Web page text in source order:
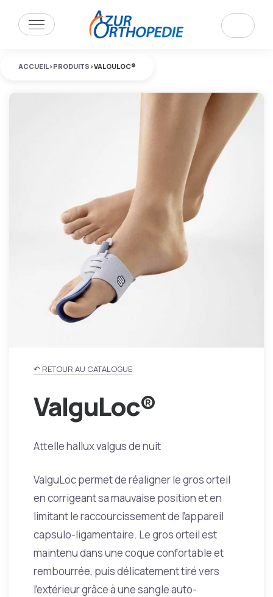
ACCUEIL>PRODUITS >VALGULOC®
↶ RETOUR AU CATALOGUE
ValguLoc®
Attelle hallux valgus de nuit
ValguLoc permet de réaligner le gros orteil
en corrigeant sa mauvaise position et en
limitant le raccourcissement de l’appareil
capsulo-ligamentaire. Le gros orteil est
maintenu dans une coque confortable et
rembourrée, puis délicatement tiré vers
l’extérieur grâce à une sangle auto-